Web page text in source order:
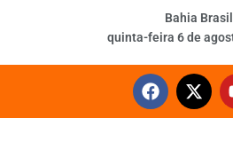
Bahia Brasil
quinta-feira 6 de